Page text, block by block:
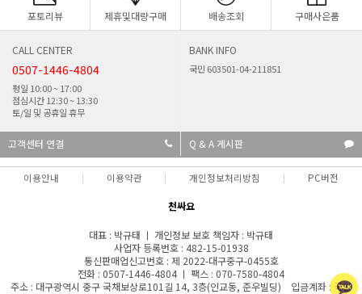
포토리뷰 제휴및대량구매 배송조회 구매사은품
CALL CENTER
0507-1446-4804
평일 10:00 ~ 17:00
점심시간 12:30 ~ 13:30
토/일 및 공휴일 휴무
BANK INFO
국민 603501-04-211851
고객센터 연결 Q & A 게시판
이용안내 이용약관 개인정보처리방침 PC버전
천싸요
대표 : 박규태 ㅣ 개인정보 보호 책임자 : 박규태
사업자 등록번호 : 482-15-01938
통신판매업신고번호 : 제 2022-대구중구-0455호
전화 : 0507-1446-4804 ㅣ 팩스 : 070-7580-4804
주소 : 대구광역시 중구 국채보상로101길 14, 3층(인교동, 준우빌딩) 입금계좌 : 국민